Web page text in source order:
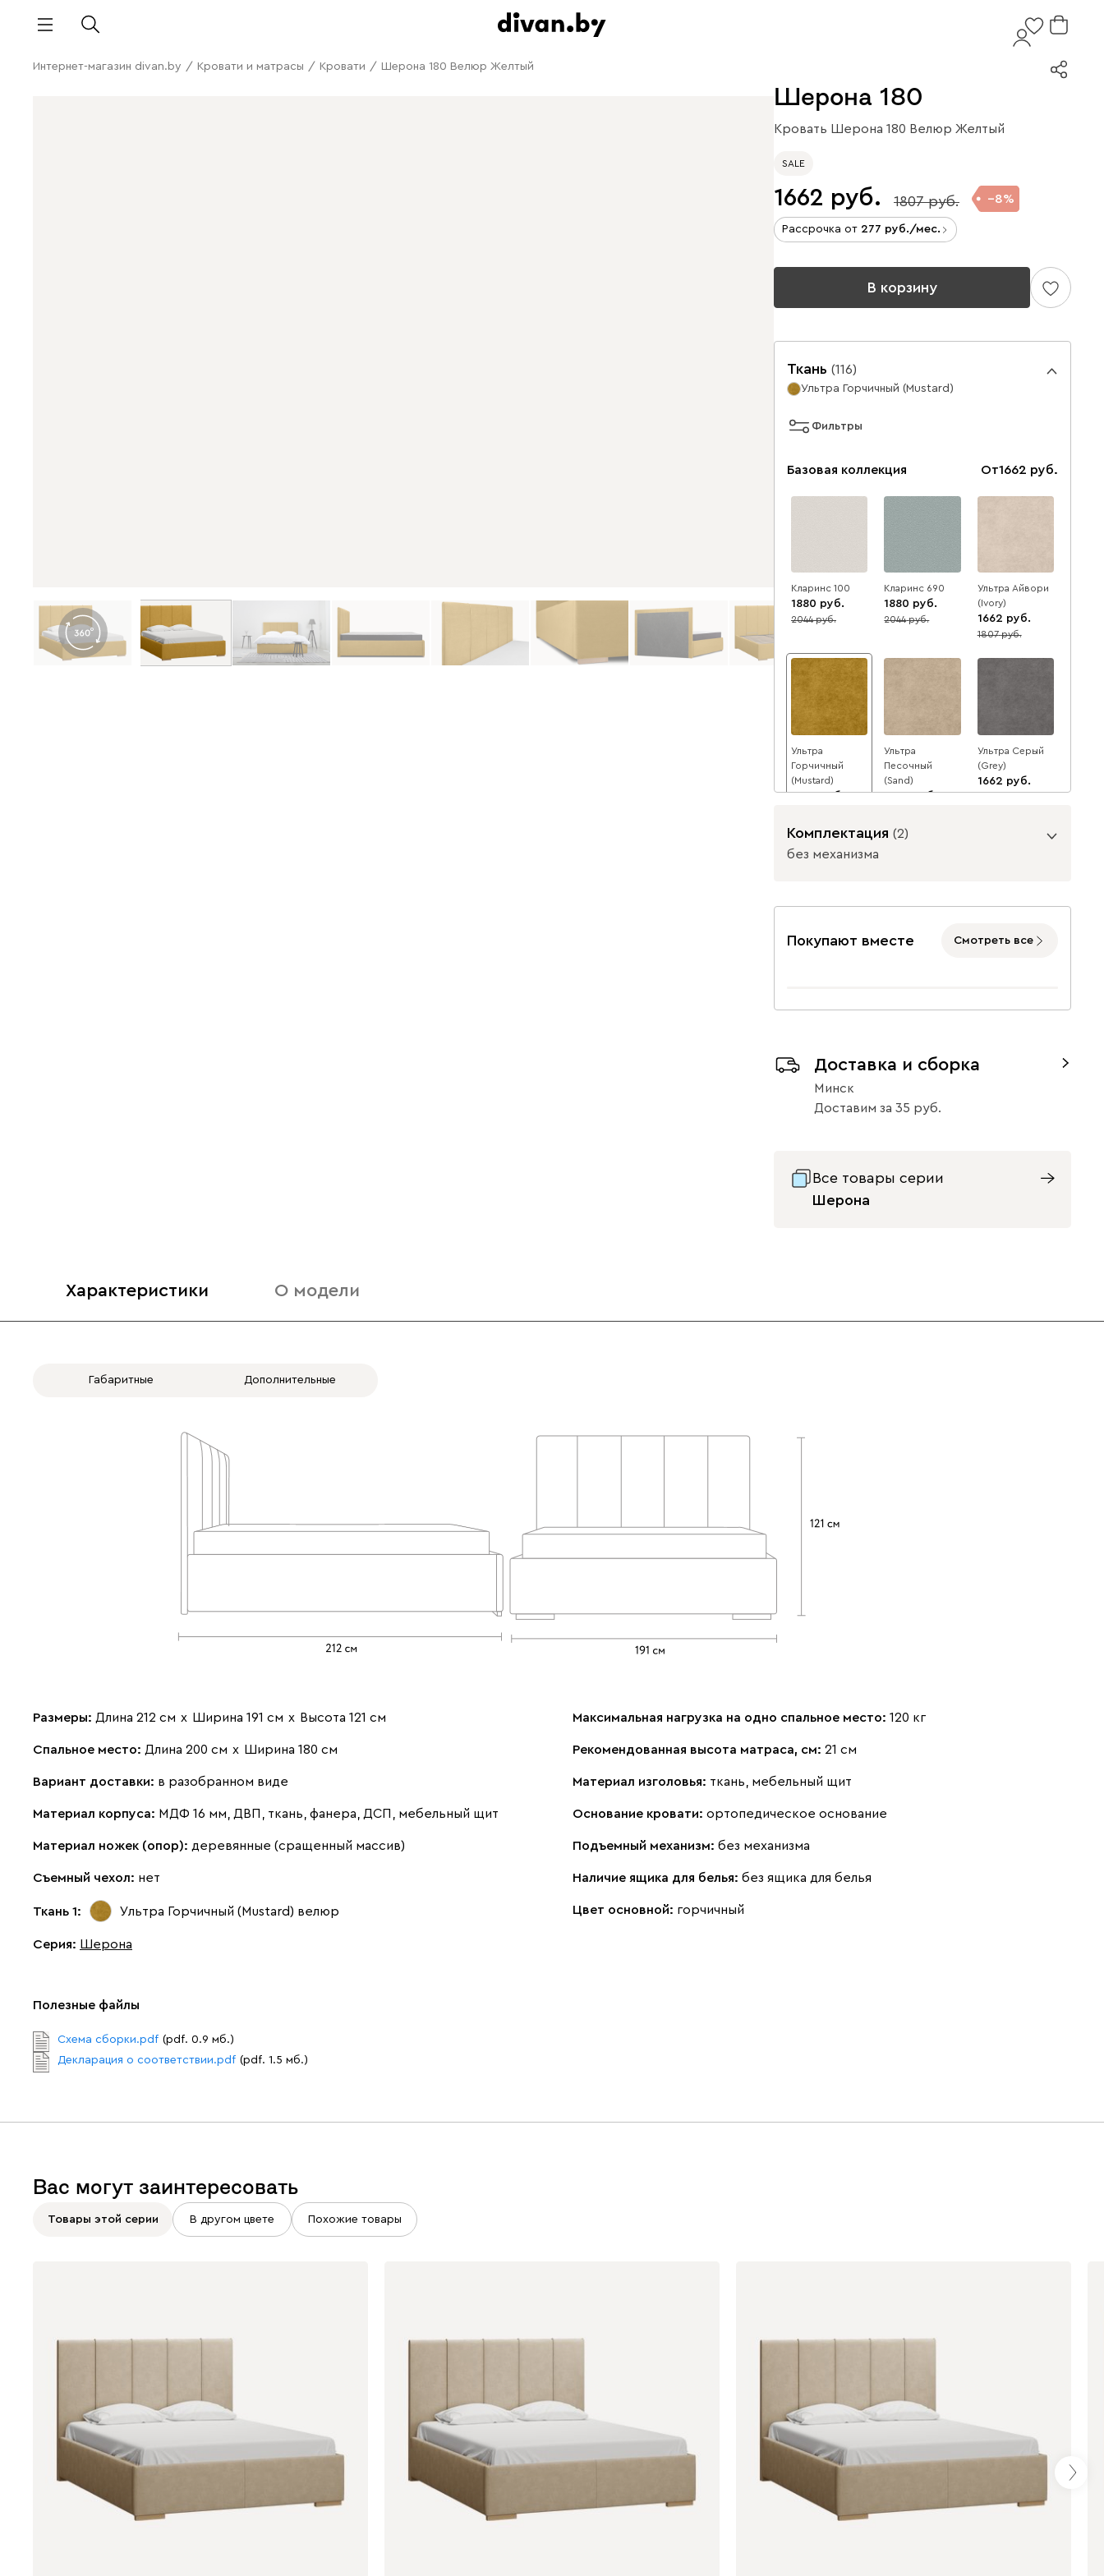
Интернет-магазин divan.by / Кровати и матрасы / Кровати / Шерона 180 Велюр Желтый
Шерона 180
Кровать Шерона 180 Велюр Желтый
SALE
1662 1807 8
Рассрочка от 277 /мес.
В корзину
Ткань (116)
Ультра Горчичный (Mustard)
Фильтры
Базовая коллекция От1662
Кларинс 100
1880
8
2044
Кларинс 690
1880
8
2044
Ультра Айвори
(Ivory)
1662
8
1807
Ультра
Горчичный
(Mustard)
1662
Ультра
Песочный
(Sand)
1662
Ультра Серый
(Grey)
1662
синий
(Plum)
Терракота
020 236
Комплектация (2)
без механизма
без механизма с механизмом
Покупают вместе Смотреть все
Доставка и сборка
Минск
Доставим за 35
Все товары серии
Шерона
Характеристики О модели
Габаритные Дополнительные
Размеры: Длина 212 см х Ширина 191 см х Высота 121 см
Спальное место: Длина 200 см х Ширина 180 см
Вариант доставки: в разобранном виде
Материал корпуса: МДФ 16 мм, ДВП, ткань, фанера, ДСП, мебельный щит
Материал ножек (опор): деревянные (сращенный массив)
Съемный чехол: нет
Ткань 1: Ультра Горчичный (Mustard) велюр
Серия: Шерона
Максимальная нагрузка на одно спальное место: 120 кг
Рекомендованная высота матраса, см: 21 см
Материал изголовья: ткань, мебельный щит
Основание кровати: ортопедическое основание
Подъемный механизм: без механизма
Наличие ящика для белья: без ящика для белья
Цвет основной: горчичный
Полезные файлы
Схема сборки.pdf (pdf. 0.9 мб.)
Декларация о соответствии.pdf (pdf. 1.5 мб.)
Вас могут заинтересовать
Товары этой серии В другом цвете Похожие товары